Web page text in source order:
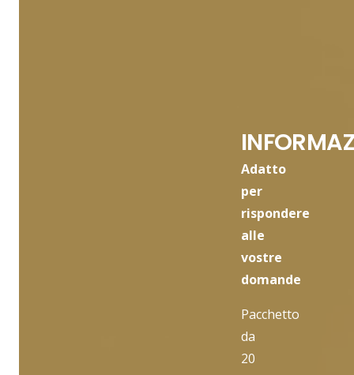
Adatto
per
rispondere
alle
vostre
domande
Pacchetto
da
20